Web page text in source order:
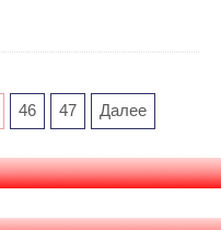
46 47 Далее